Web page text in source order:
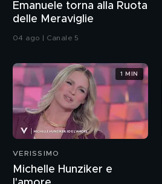
Emanuele torna alla Ruota
delle Meraviglie
04 ago | Canale 5
VERISSIMO
Michelle Hunziker e
1 MIN